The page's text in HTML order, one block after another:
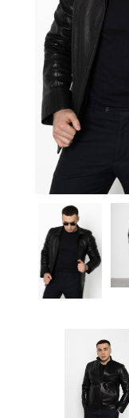
КОНТАКТЫ